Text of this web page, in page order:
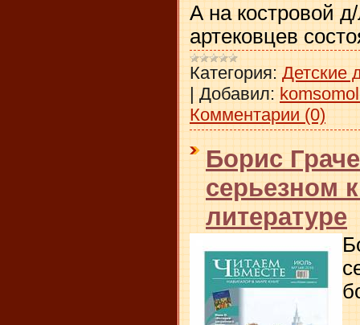
А на костровой
артековцев
Категория: Детские
| Добавил:
Комментарии (0)
Борис
серьезном
литературе